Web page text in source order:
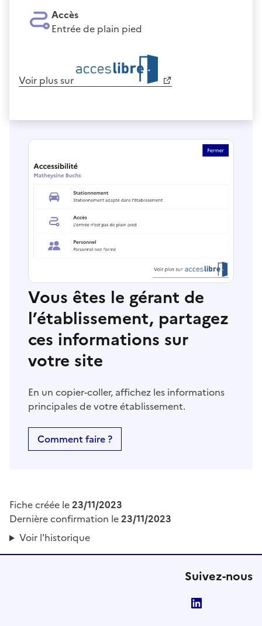
Accès
Entrée de plain pied
Voir plus sur
Vous êtes le gérant de
l’établissement, partagez
ces informations sur
votre site
En un copier-coller, affichez les informations
principales de votre établissement.
Comment faire ?
Fiche créée le23/11/2023
Dernière confirmation le23/11/2023
Voir l'historique
Suivez-nous